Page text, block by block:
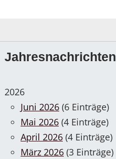
Jahresnachrichten
2026
Juni 2026 (6 Einträge)
Mai 2026 (4 Einträge)
April 2026 (4 Einträge)
März 2026 (3 Einträge)